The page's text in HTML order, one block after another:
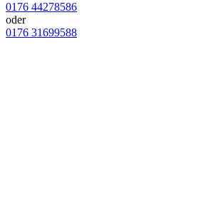
0176 44278586
oder
0176 31699588